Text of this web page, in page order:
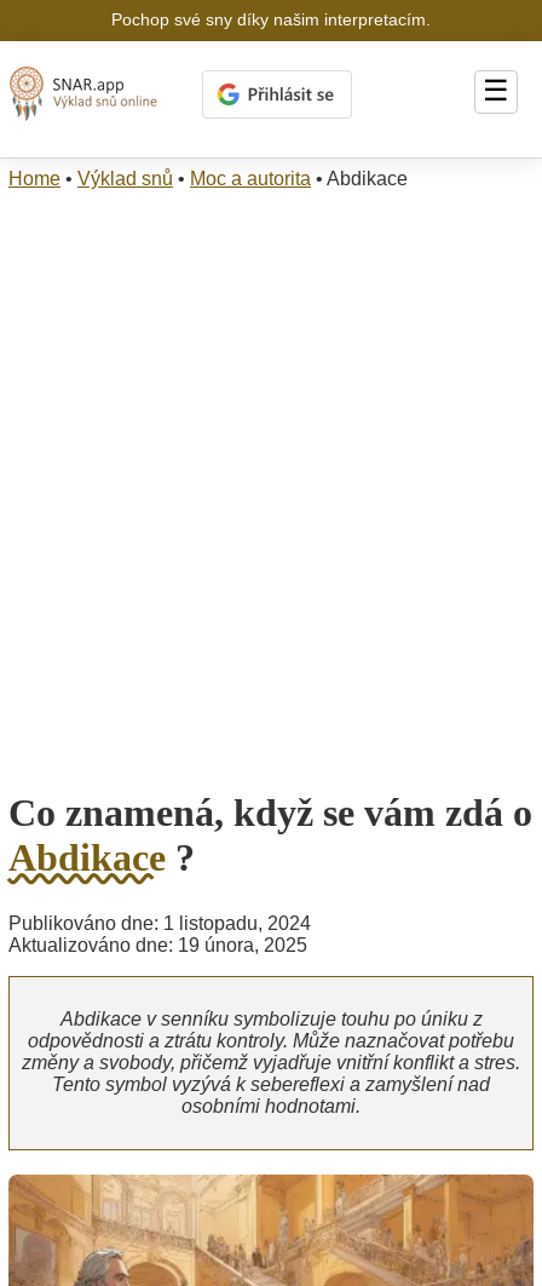
Pochop své sny díky našim interpretacím.
☰
Home • Výklad snů • Moc a autorita • Abdikace
Co znamená, když se vám zdá o
Abdikace ?
Publikováno dne: 1 listopadu, 2024
Aktualizováno dne: 19 února, 2025
Abdikace v senníku symbolizuje touhu po úniku z
odpovědnosti a ztrátu kontroly. Může naznačovat potřebu
změny a svobody, přičemž vyjadřuje vnitřní konflikt a stres.
Tento symbol vyzývá k sebereflexi a zamyšlení nad
osobními hodnotami.